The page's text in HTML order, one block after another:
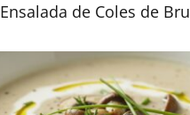
Ensalada de Coles de